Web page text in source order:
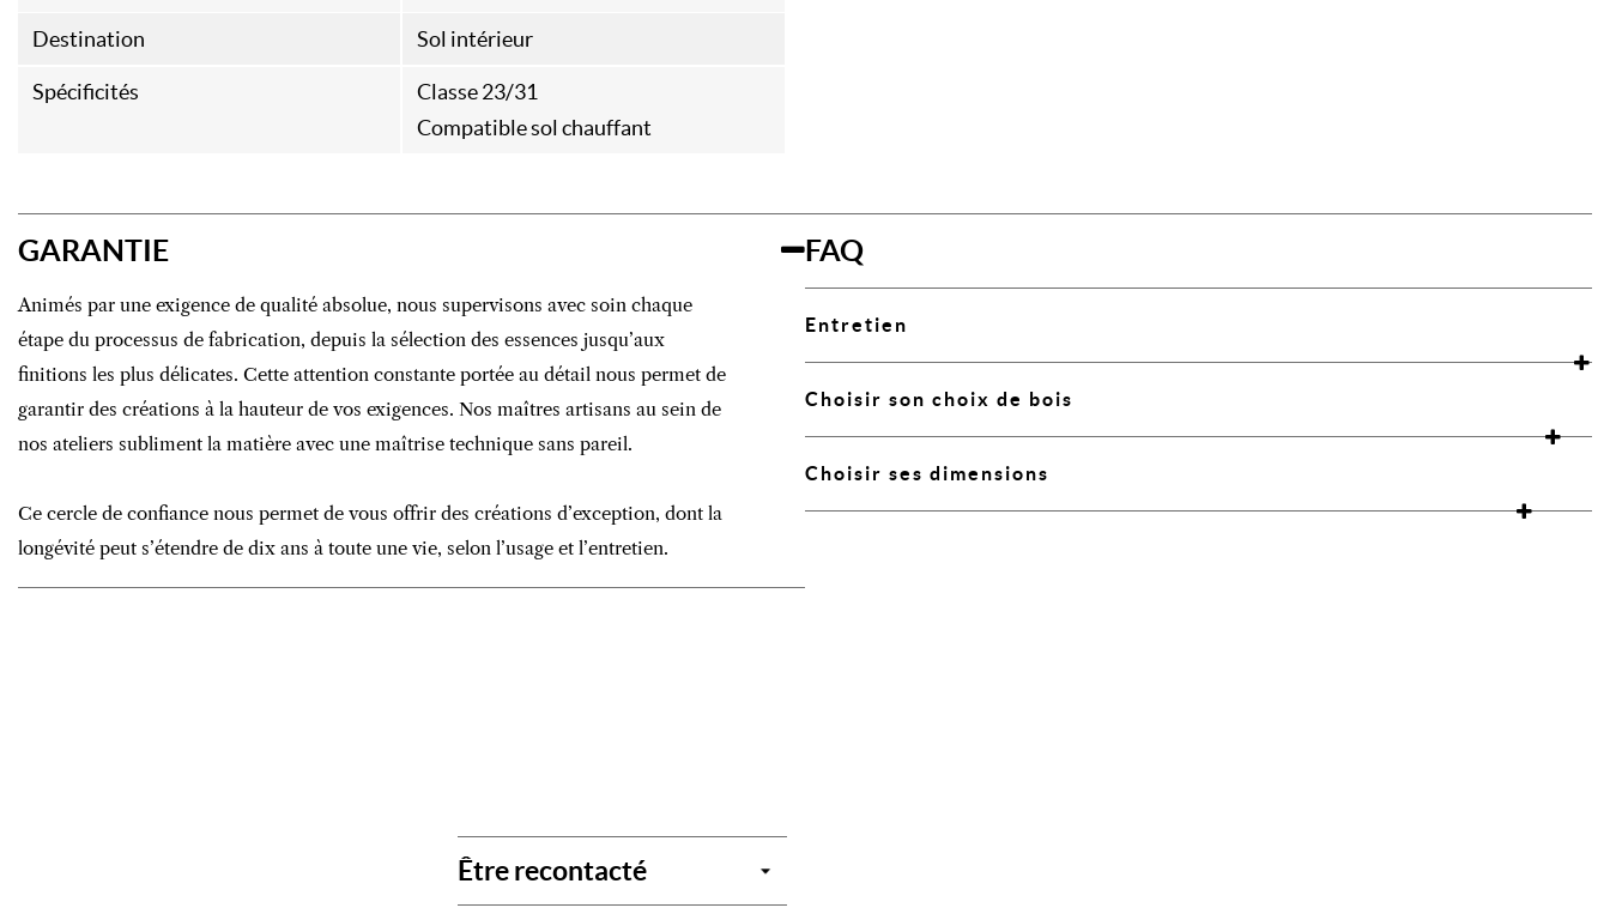
Destination Sol intérieur
Spécificités
Classe 23/31
Compatible sol chauffant
GARANTIE
Animés par une exigence de qualité absolue, nous supervisons avec soin chaque
étape du processus de fabrication, depuis la sélection des essences jusqu’aux
finitions les plus délicates. Cette attention constante portée au détail nous permet de
garantir des créations à la hauteur de vos exigences. Nos maîtres artisans au sein de
nos ateliers subliment la matière avec une maîtrise technique sans pareil.
Ce cercle de confiance nous permet de vous offrir des créations d’exception, dont la
longévité peut s’étendre de dix ans à toute une vie, selon l’usage et l’entretien.
FAQ
Entretien
Choisir son choix de bois
Choisir ses dimensions